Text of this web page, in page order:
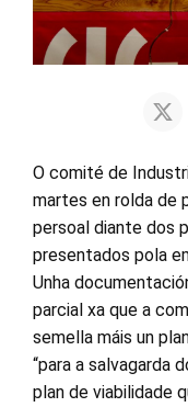
O comité de
martes en rolda de
persoal diante dos
presentados pola
Unha
parcial xa que a
semella máis un
“para a salvagarda
plan de viabilidade